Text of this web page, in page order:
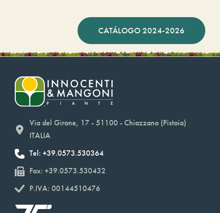
CATÁLOGO 2024-2026
Via del Girone, 17 - 51100 - Chiazzano (Pistoia)
ITALIA
Tel: +39.0573.530364
Fax: +39.0573.530432
P.IVA: 00144510476